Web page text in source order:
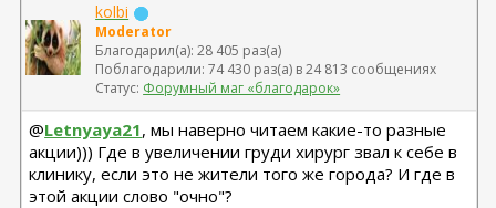
kolbi
Moderator
Благодарил(а): 28 405 раз(а)
Поблагодарили: 74 430 раз(а) в 24 813 сообщениях
Статус: Форумный маг «благодарок»
@Letnyaya21, мы наверно читаем какие-то разные
акции))) Где в увеличении груди хирург звал к себе в
клинику, если это не жители того же города? И где в
этой акции слово "очно"?